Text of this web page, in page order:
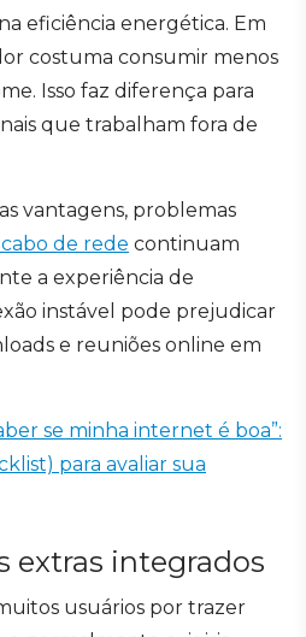
eficiência energética. Em
costuma consumir menos
Isso faz diferença para
que trabalham fora de
vantagens, problemas
de rede continuam
a experiência de
instável pode prejudicar
e reuniões online em
se minha internet é boa”:
para avaliar sua
extras integrados
usuários por trazer